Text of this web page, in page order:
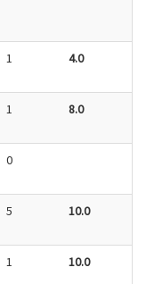
1 4.0
1 8.0
0
5 10.0
1 10.0